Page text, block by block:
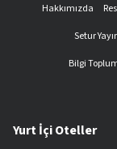
Hakkımızda
Setur
Bilgi
Yurt İçi Oteller